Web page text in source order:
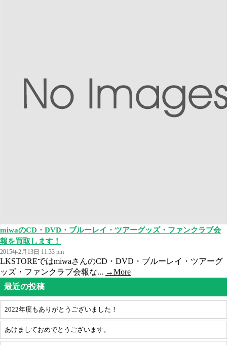
miwaのCD・DVD・ブルーレイ・ツアーグッズ・ファンクラブ会
報を買取します！
2015年2月13日 11:33 pm
LKSTOREではmiwaさんのCD・DVD・ブルーレイ・ツアーグ
ッズ・ファンクラブ会報な... →More
最近の投稿
2022年度もありがとうございました！
あけましておめでとうございます。